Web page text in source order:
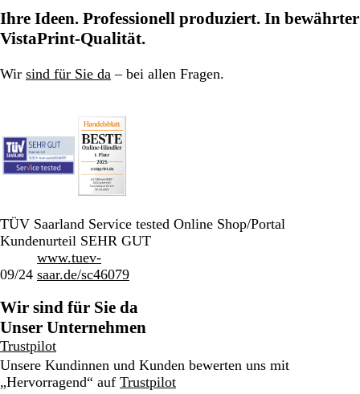
Seite
Seite
Seite
Ihre Ideen. Professionell produziert. In bewährter
VistaPrint-Qualität.
Wir sind für Sie da – bei allen Fragen.
TÜV Saarland Service tested Online Shop/Portal
Kundenurteil SEHR GUT
09/24
www.tuev-
saar.de/sc46079
Wir sind für Sie da
Unser Unternehmen
Trustpilot
Unsere Kundinnen und Kunden bewerten uns mit
„Hervorragend“ auf Trustpilot